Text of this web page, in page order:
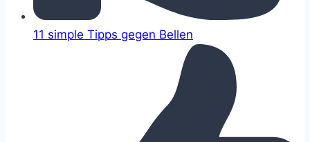
11 simple Tipps gegen Bellen